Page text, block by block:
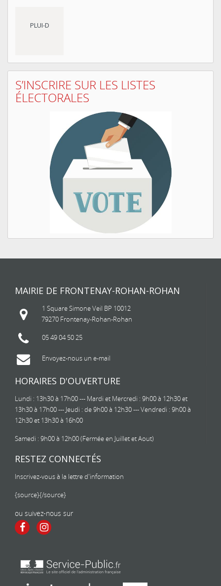
PLUI-D
S’INSCRIRE SUR LES LISTES
ÉLECTORALES
MAIRIE DE FRONTENAY-ROHAN-ROHAN
1 Square Simone Veil BP 10012
79270 Frontenay-Rohan-Rohan
05 49 04 50 25
Envoyez-nous un e-mail
HORAIRES D'OUVERTURE
Lundi : 13h30 à 17h00 --- Mardi et Mercredi : 9h00 à 12h30 et
13h30 à 17h00 --- Jeudi : de 9h00 à 12h30 --- Vendredi : 9h00 à
12h30 et 13h30 à 16h00
Samedi : 9h00 à 12h00 (Fermée en Juillet et Aout)
RESTEZ CONNECTÉS
Inscrivez-vous à la lettre d'information
{source}{/source}
ou suivez-nous sur